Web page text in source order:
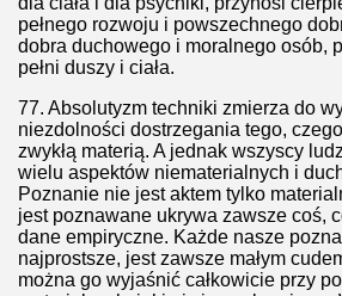
pełnego rozwoju i powszechnego
dobra duchowego i moralnego osób,
pełni duszy i ciała.
77. Absolutyzm techniki zmierza do
niezdolności dostrzegania tego,
zwykłą materią. A jednak wszyscy
wielu aspektów niematerialnych i
Poznanie nie jest aktem tylko
jest poznawane ukrywa zawsze coś,
dane empiryczne. Każde nasze
najprostsze, jest zawsze małym
można go wyjaśnić całkowicie przy